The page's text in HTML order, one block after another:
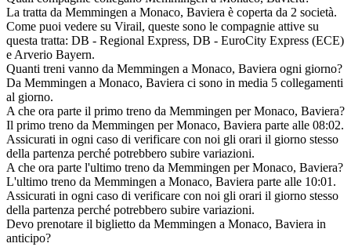
La tratta da Memmingen a Monaco, Baviera è coperta da 2 società.
Come puoi vedere su Virail, queste sono le compagnie attive su
questa tratta: DB - Regional Express, DB - EuroCity Express (ECE)
e Arverio Bayern.
Quanti treni vanno da Memmingen a Monaco, Baviera ogni giorno?
Da Memmingen a Monaco, Baviera ci sono in media 5 collegamenti
al giorno.
A che ora parte il primo treno da Memmingen per Monaco, Baviera?
Il primo treno da Memmingen per Monaco, Baviera parte alle 08:02.
Assicurati in ogni caso di verificare con noi gli orari il giorno stesso
della partenza perché potrebbero subire variazioni.
A che ora parte l'ultimo treno da Memmingen per Monaco, Baviera?
L'ultimo treno da Memmingen a Monaco, Baviera parte alle 10:01.
Assicurati in ogni caso di verificare con noi gli orari il giorno stesso
della partenza perché potrebbero subire variazioni.
Devo prenotare il biglietto da Memmingen a Monaco, Baviera in
anticipo?